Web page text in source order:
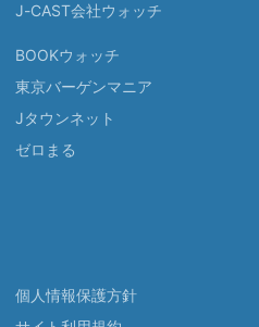
J-CAST会社ウォッチ
BOOKウォッチ
東京バーゲンマニア
Jタウンネット
ゼロまる
個人情報保護方針